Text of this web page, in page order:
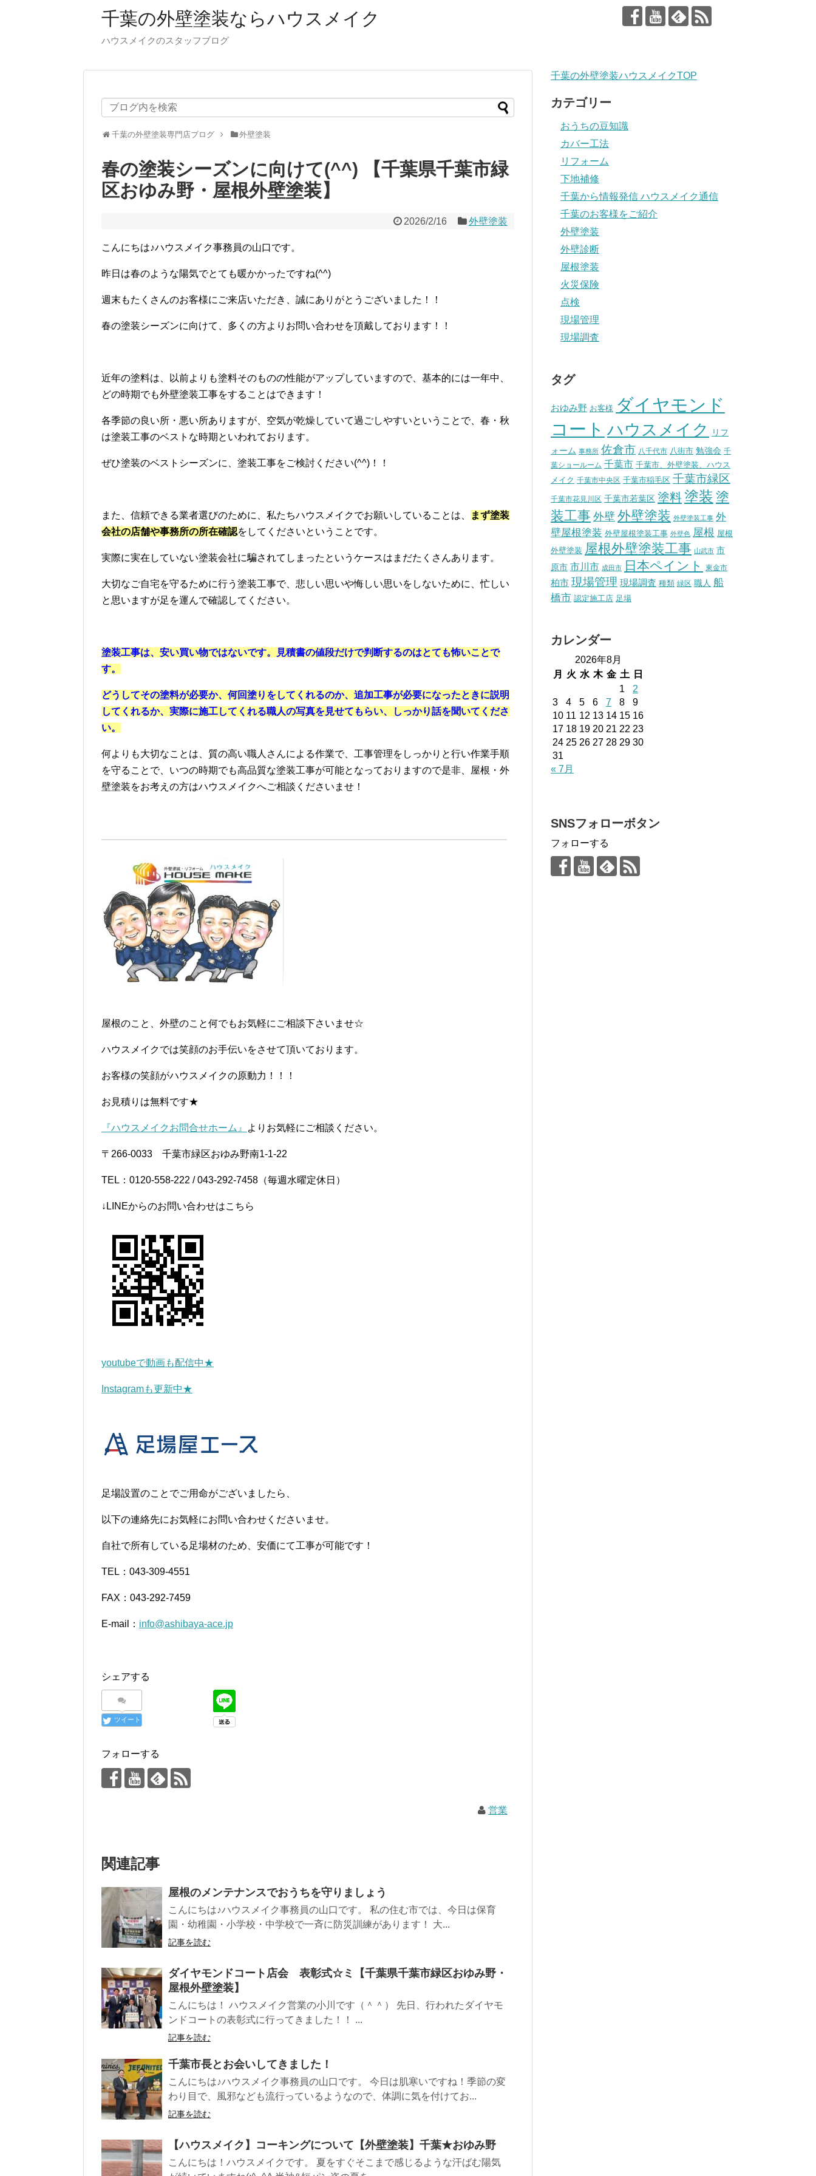
千葉の外壁塗装ならハウスメイク
ハウスメイクのスタッフブログ
千葉の外壁塗装専門店ブログ 外壁塗装
春の塗装シーズンに向けて(^^) 【千葉県千葉市緑
区おゆみ野・屋根外壁塗装】
2026/2/16 外壁塗装
こんにちは♪ハウスメイク事務員の山口です。
昨日は春のような陽気でとても暖かかったですね(^^)
週末もたくさんのお客様にご来店いただき、誠にありがとうございました！！
春の塗装シーズンに向けて、多くの方よりお問い合わせを頂戴しております！！
近年の塗料は、以前よりも塗料そのものの性能がアップしていますので、基本的には一年中、
どの時期でも外壁塗装工事をすることはできます！
各季節の良い所・悪い所ありますが、空気が乾燥していて過ごしやすいということで、春・秋
は塗装工事のベストな時期といわれております。
ぜひ塗装のベストシーズンに、塗装工事をご検討ください(^^)！！
また、信頼できる業者選びのために、私たちハウスメイクでお願いしていることは、
まず塗装
会社の店舗や事務所の所在確認をしてくださいということです。
実際に実在していない塗装会社に騙されてしまったというケースはまだたくさんあります。
大切なご自宅を守るために行う塗装工事で、悲しい思いや悔しい思いをしないために、忙しい
と思いますが足を運んで確認してください。
塗装工事は、安い買い物ではないです。
見積書の値段だけで判断するのはとても怖いことで
す。
どうしてその塗料が必要か、何回塗りをしてくれるのか、追加工事が必要になったときに説明
してくれるか、実際に施工してくれる職人の写真を見せてもらい、しっかり話を聞いてくださ
い。
何よりも大切なことは、質の高い職人さんによる作業で、工事管理をしっかりと行い作業手順
を守ることで、いつの時期でも高品質な塗装工事が可能となっておりますので是非、屋根・外
壁塗装をお考えの方はハウスメイクへご相談くださいませ！
屋根のこと、外壁のこと何でもお気軽にご相談下さいませ☆
ハウスメイクでは笑顔のお手伝いをさせて頂いております。
お客様の笑顔がハウスメイクの原動力！！！
お見積りは無料です★
『ハウスメイクお問合せホーム』 よりお気軽にご相談ください。
〒266-0033 千葉市緑区おゆみ野南1-1-22
TEL：0120-558-222 / 043-292-7458（毎週水曜定休日）
↓LINEからのお問い合わせはこちら
youtubeで動画も配信中★
Instagramも更新中★
足場設置のことでご用命がございましたら、
以下の連絡先にお気軽にお問い合わせくださいませ。
自社で所有している足場材のため、安価にて工事が可能です！
TEL：043-309-4551
FAX：043-292-7459
E-mail： info@ashibaya-ace.jp
シェアする
ツイート
フォローする
営業
関連記事
屋根のメンテナンスでおうちを守りましょう
こんにちは♪ハウスメイク事務員の山口です。 私の住む市では、今日は保育
園・幼稚園・小学校・中学校で一斉に防災訓練があります！ 大...
記事を読む
ダイヤモンドコート店会 表彰式☆ミ【千葉県千葉市緑区おゆみ野・
屋根外壁塗装】
こんにちは！ ハウスメイク営業の小川です（＾＾） 先日、行われたダイヤモ
ンドコートの表彰式に行ってきました！！ ...
記事を読む
千葉市長とお会いしてきました！
こんにちは♪ハウスメイク事務員の山口です。 今日は肌寒いですね！季節の変
わり目で、風邪なども流行っているようなので、体調に気を付けてお...
記事を読む
【ハウスメイク】コーキングについて【外壁塗装】千葉★おゆみ野
こんにちは！ハウスメイクです。 夏をすぐそこまで感じるような汗ばむ陽気
千葉の外壁塗装ハウスメイクTOP
カテゴリー
おうちの豆知識
カバー工法
リフォーム
下地補修
千葉から情報発信 ハウスメイク通信
千葉のお客様をご紹介
外壁塗装
外壁診断
屋根塗装
火災保険
点検
現場管理
現場調査
タグ
おゆみ野 お客様 ダイヤモンド
コート ハウスメイク
リフ
ォーム 事務所 佐倉市 八千代市 八街市 勉強会 千
葉ショールーム 千葉市 千葉市、外壁塗装、ハウス
メイク 千葉市中央区 千葉市稲毛区 千葉市緑区
千葉市花見川区 千葉市若葉区 塗料塗装 塗
装工事 外壁 外壁塗装 外壁塗装工事 外
壁屋根塗装 外壁屋根塗装工事 外壁色 屋根 屋根
外壁塗装 屋根外壁塗装工事 山武市 市
原市 市川市 成田市 日本ペイント 東金市
柏市 現場管理 現場調査 種類 緑区 職人 船
橋市 認定施工店 足場
カレンダー
2026年8月
月
火 水 木 金 土
日
1
2
3
4 5 6 7 8
9
10 11 12 13 14 15 16
17 18 19 20 21 22 23
24 25 26 27 28 29 30
31
« 7月
SNSフォローボタン
フォローする